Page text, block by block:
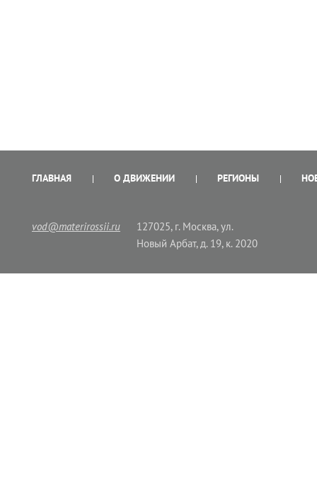
ГЛАВНАЯ О ДВИЖЕНИИ РЕГИОНЫ
vod@materirossii.ru
127025, г. Москва, ул.
Новый Арбат, д. 19, к. 2020